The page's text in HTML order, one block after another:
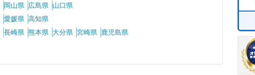
岡山県 広島県
山口県
愛媛県 高知県
長崎県 熊本県 大分県 宮崎県
鹿児島県